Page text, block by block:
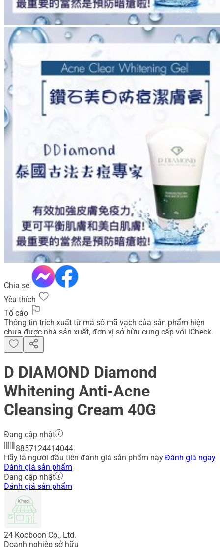
Chia sẻ
Yêu thích
Tố cáo
Thông tin trích xuất từ mã số mã vạch của sản phẩm hiện
chưa được nhà sản xuất, đơn vị sở hữu cung cấp với iCheck.
D DIAMOND Diamond
Whitening Anti-Acne
Cleansing Cream 40G
Đang cập nhật
8857124414044
Hãy là người đầu tiên đánh giá sản phẩm này Đánh giá ngay
Đánh giá sản phẩm
Đang cập nhật
Đánh giá sản phẩm
24 Kooboon Co., Ltd.
Doanh nghiệp sở hữu